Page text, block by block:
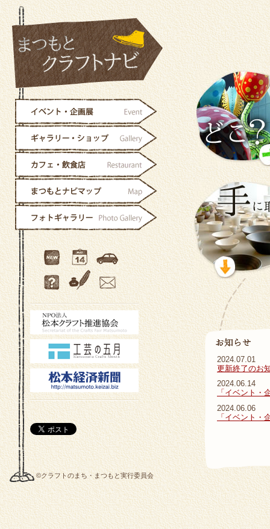
©クラフトのまち・まつもと実行委員会
2024.07.01
更新終了のお
2024.06.14
「イベント・
2024.06.06
「イベント・